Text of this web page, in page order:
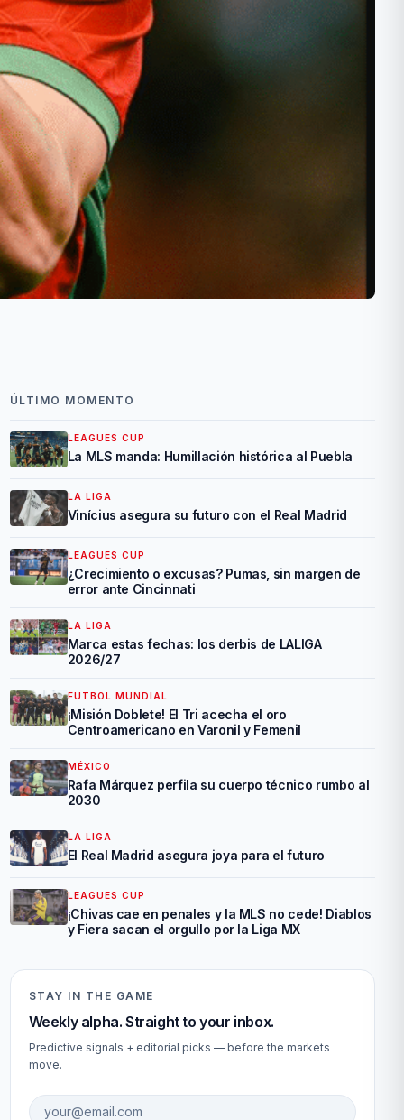
ÚLTIMO MOMENTO
LEAGUES CUP
La MLS manda: Humillación histórica al Puebla
LA LIGA
Vinícius asegura su futuro con el Real Madrid
LEAGUES CUP
¿Crecimiento o excusas? Pumas, sin margen de
error ante Cincinnati
LA LIGA
Marca estas fechas: los derbis de LALIGA
2026/27
FUTBOL MUNDIAL
¡Misión Doblete! El Tri acecha el oro
Centroamericano en Varonil y Femenil
MÉXICO
Rafa Márquez perfila su cuerpo técnico rumbo al
2030
LA LIGA
El Real Madrid asegura joya para el futuro
LEAGUES CUP
¡Chivas cae en penales y la MLS no cede! Diablos
y Fiera sacan el orgullo por la Liga MX
STAY IN THE GAME
Weekly alpha. Straight to your inbox.
Predictive signals + editorial picks — before the markets
move.
Email address